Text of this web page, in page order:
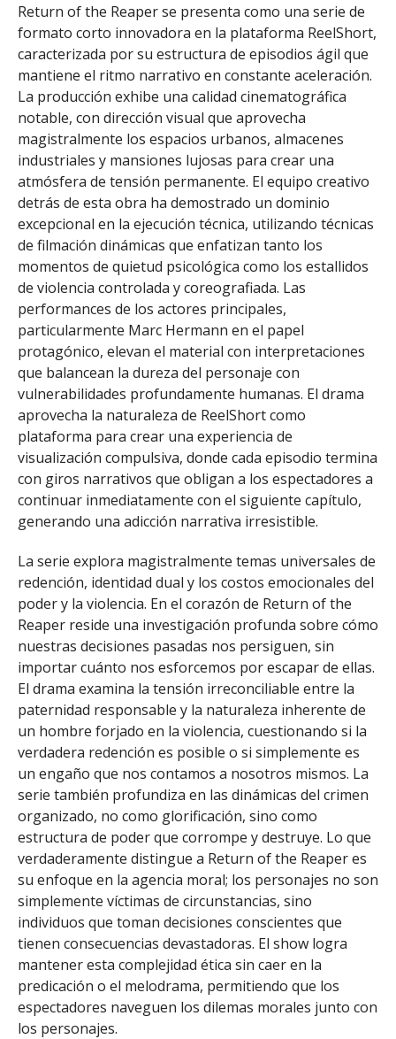
Return of the Reaper se presenta como una serie de
formato corto innovadora en la plataforma ReelShort,
caracterizada por su estructura de episodios ágil que
mantiene el ritmo narrativo en constante aceleración.
La producción exhibe una calidad cinematográfica
notable, con dirección visual que aprovecha
magistralmente los espacios urbanos, almacenes
industriales y mansiones lujosas para crear una
atmósfera de tensión permanente. El equipo creativo
detrás de esta obra ha demostrado un dominio
excepcional en la ejecución técnica, utilizando técnicas
de filmación dinámicas que enfatizan tanto los
momentos de quietud psicológica como los estallidos
de violencia controlada y coreografiada. Las
performances de los actores principales,
particularmente Marc Hermann en el papel
protagónico, elevan el material con interpretaciones
que balancean la dureza del personaje con
vulnerabilidades profundamente humanas. El drama
aprovecha la naturaleza de ReelShort como
plataforma para crear una experiencia de
visualización compulsiva, donde cada episodio termina
con giros narrativos que obligan a los espectadores a
continuar inmediatamente con el siguiente capítulo,
generando una adicción narrativa irresistible.
La serie explora magistralmente temas universales de
redención, identidad dual y los costos emocionales del
poder y la violencia. En el corazón de Return of the
Reaper reside una investigación profunda sobre cómo
nuestras decisiones pasadas nos persiguen, sin
importar cuánto nos esforcemos por escapar de ellas.
El drama examina la tensión irreconciliable entre la
paternidad responsable y la naturaleza inherente de
un hombre forjado en la violencia, cuestionando si la
verdadera redención es posible o si simplemente es
un engaño que nos contamos a nosotros mismos. La
serie también profundiza en las dinámicas del crimen
organizado, no como glorificación, sino como
estructura de poder que corrompe y destruye. Lo que
verdaderamente distingue a Return of the Reaper es
su enfoque en la agencia moral; los personajes no son
simplemente víctimas de circunstancias, sino
individuos que toman decisiones conscientes que
tienen consecuencias devastadoras. El show logra
mantener esta complejidad ética sin caer en la
predicación o el melodrama, permitiendo que los
espectadores naveguen los dilemas morales junto con
los personajes.